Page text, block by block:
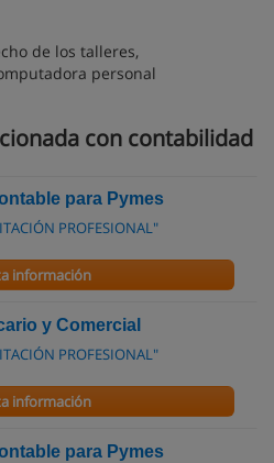
de los talleres,
personal
con contabilidad
para Pymes
PROFESIONAL"
información
y Comercial
PROFESIONAL"
información
para Pymes